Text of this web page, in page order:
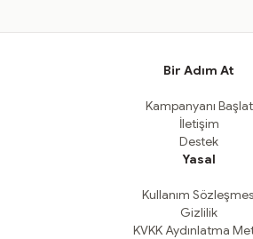
Bir Adım At
Kampanyanı Başlat
İletişim
Destek
Yasal
Kullanım
Gizlilik
KVKK Aydınlatma